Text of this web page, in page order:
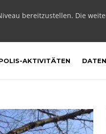
bereitzustellen. Die
AKTIVITÄTEN